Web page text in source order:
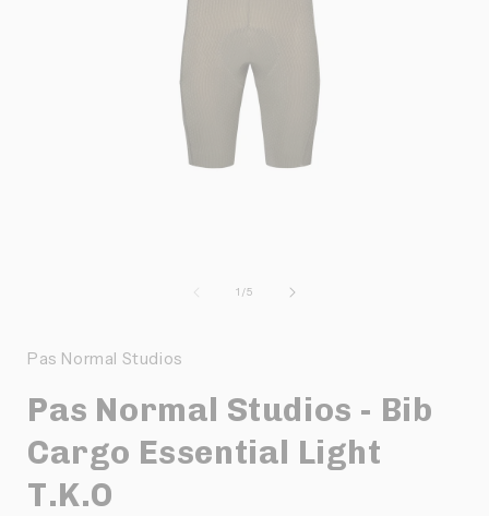
fenêtre
1 /de
5
Pas Normal Studios
Pas Normal Studios - Bib
Cargo Essential Light
T.K.O